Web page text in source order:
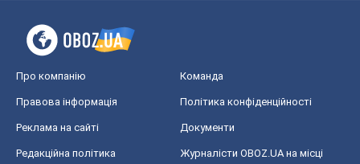
Про компанію Команда
Правова інформація Політика конфіденційності
Реклама на сайті Документи
Редакційна політика
Журналісти OBOZ.UA на місці